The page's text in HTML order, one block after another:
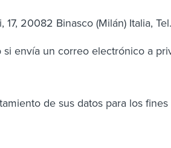
20082 Binasco (Milán) Italia,
envía un correo electrónico a
de sus datos para los